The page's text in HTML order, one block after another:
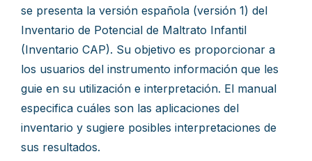
se presenta la versión española (versión 1) del
Inventario de Potencial de Maltrato Infantil
(Inventario CAP). Su objetivo es proporcionar a
los usuarios del instrumento información que les
guie en su utilización e interpretación. El manual
especifica cuáles son las aplicaciones del
inventario y sugiere posibles interpretaciones de
sus resultados.